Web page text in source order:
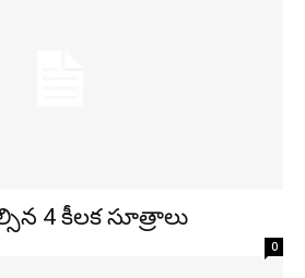
4 కీలక సూత్రాలు
0